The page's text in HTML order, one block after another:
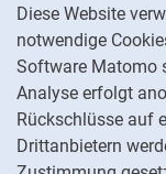
Diese Website
notwendige
Software Matomo
Analyse erfolgt
Rückschlüsse auf
Drittanbietern
Datenschutz
Barrierefreiheit
Transparenter KI-
Impressum
Cookie-